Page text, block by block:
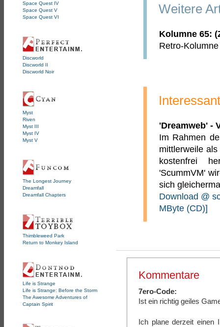
Space Quest IV
Space Quest V
Space Quest VI
Discworld
Discworld II
Discworld Noir
Myst
Riven
Myst III
Myst IV
Myst V
The Longest Journey
Dreamfall
Dreamfall Chapters
Thimbleweed Park
Return to Monkey Island
Life is Strange
Life is Strange: Before the Storm
The Awesome Adventures of
Captain Spirit
Weitere
Kolumne 65:
Retro-
'Dreamweb' -
Im Rahmen
mittlerweile
kostenfrei
'ScummVM'
sich
Download @
MByte (CD)]
Kommentare
7ero-Code:
Ist ein richtig geiles
Ich plane derzeit einen